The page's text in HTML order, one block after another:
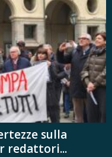
sulla
redattori...